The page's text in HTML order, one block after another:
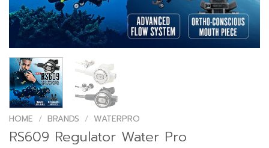
HOME / BRANDS / WATERPRO
RS609 Regulator Water Pro